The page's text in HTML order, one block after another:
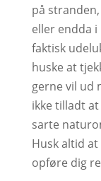
på
eller endda
faktisk
huske at
gerne vil ud
ikke tilladt
sarte
Husk altid
opføre dig